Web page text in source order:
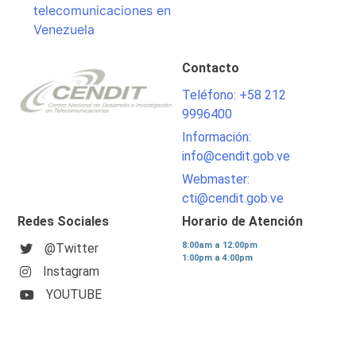
telecomunicaciones en
Venezuela
Contacto
Teléfono: +58 212
9996400
Información:
info@cendit.gob.ve
Webmaster:
cti@cendit.gob.ve
Redes Sociales
@Twitter
Instagram
YOUTUBE
Horario de Atención
8:00am a 12:00pm
1:00pm a 4:00pm